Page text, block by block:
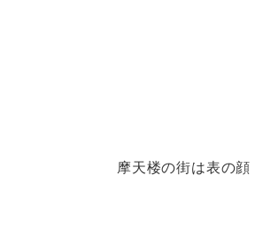
摩天楼の街は表の顔